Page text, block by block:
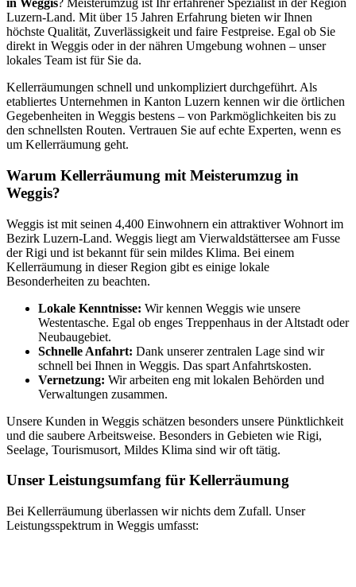
in Weggis? Meisterumzug ist Ihr erfahrener Spezialist in der Region
Luzern-Land. Mit über 15 Jahren Erfahrung bieten wir Ihnen
höchste Qualität, Zuverlässigkeit und faire Festpreise. Egal ob Sie
direkt in Weggis oder in der nähren Umgebung wohnen – unser
lokales Team ist für Sie da.
Kellerräumungen schnell und unkompliziert durchgeführt. Als
etabliertes Unternehmen in Kanton Luzern kennen wir die örtlichen
Gegebenheiten in Weggis bestens – von Parkmöglichkeiten bis zu
den schnellsten Routen. Vertrauen Sie auf echte Experten, wenn es
um Kellerräumung geht.
Warum Kellerräumung mit Meisterumzug in
Weggis?
Weggis ist mit seinen 4,400 Einwohnern ein attraktiver Wohnort im
Bezirk Luzern-Land. Weggis liegt am Vierwaldstättersee am Fusse
der Rigi und ist bekannt für sein mildes Klima. Bei einem
Kellerräumung in dieser Region gibt es einige lokale
Besonderheiten zu beachten.
Lokale Kenntnisse: Wir kennen Weggis wie unsere
Westentasche. Egal ob enges Treppenhaus in der Altstadt oder
Neubaugebiet.
Schnelle Anfahrt: Dank unserer zentralen Lage sind wir
schnell bei Ihnen in Weggis. Das spart Anfahrtskosten.
Vernetzung: Wir arbeiten eng mit lokalen Behörden und
Verwaltungen zusammen.
Unsere Kunden in Weggis schätzen besonders unsere Pünktlichkeit
und die saubere Arbeitsweise. Besonders in Gebieten wie Rigi,
Seelage, Tourismusort, Mildes Klima sind wir oft tätig.
Unser Leistungsumfang für Kellerräumung
Bei Kellerräumung überlassen wir nichts dem Zufall. Unser
Leistungsspektrum in Weggis umfasst: